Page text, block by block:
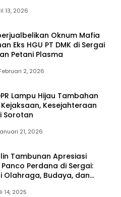
13, 2026
Oknum Mafia
Eks HGU PT DMK di Sergai
Petani Plasma
2, 2026
Lampu Hijau Tambahan
Kesejahteraan
Sorotan
21, 2026
Tambunan Apresiasi
Perdana di Sergai:
Olahraga, Budaya, dan
14, 2025